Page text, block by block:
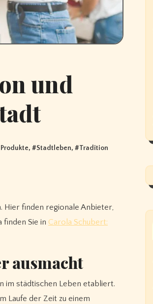
und
, #Stadtleben, #Tradition
Hier finden regionale Anbieter,
finden Sie in Carola Schubert:
ausmacht
im städtischen Leben etabliert.
Laufe der Zeit zu einem